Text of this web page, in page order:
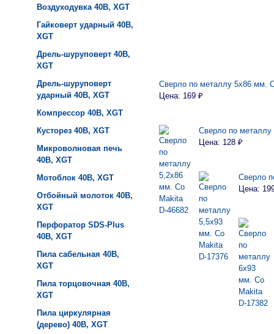
Воздуходувка 40B, XGT
Гайковерт ударный 40B,
XGT
Дрель-шуруповерт 40B,
XGT
Дрель-шуруповерт
ударный 40B, XGT
Компрессор 40B, XGT
Кусторез 40B, XGT
Микроволновая печь
40B, XGT
Мотоблок 40B, XGT
Отбойный молоток 40B,
XGT
Перфоратор SDS-Plus
40B, XGT
Пила сабельная 40B,
XGT
Пила торцовочная 40B,
XGT
Пила циркулярная
(дерево) 40B, XGT
Сверло по металлу 5х86 мм.
Цена: 169 ₽
Сверло по
Цена: 128 ₽
Сверло
Цена: